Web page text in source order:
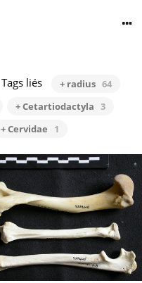
Tags liés + radius 64
+ Cetartiodactyla 3
+ Cervidae 1